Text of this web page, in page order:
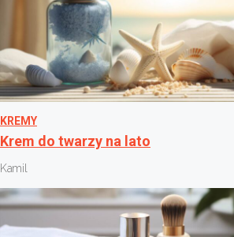
KREMY
Krem do twarzy na lato
Kamil